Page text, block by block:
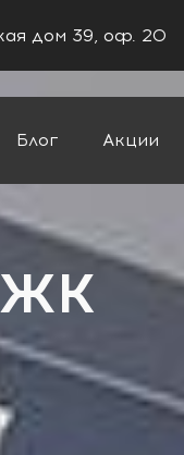
дом 39, оф. 20
Блог Акции
ЖК